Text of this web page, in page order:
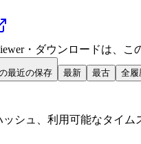
・ダウンロードは、こ
最近の保存 最新 最古 全履
シュ、利用可能なタイ